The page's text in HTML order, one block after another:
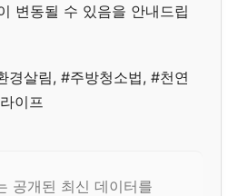
변동될 수 있음을 안내드립
경살림, #주방청소법, #천연
이프
공개된 최신 데이터를